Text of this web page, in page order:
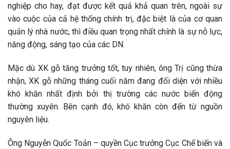
nghiệp cho hay, đạt được kết quả khả quan trên, ngoài sự
vào cuộc của cả hệ thống chính trị, đặc biệt là của cơ quan
quản lý nhà nước, thì điều quan trọng nhất chính là sự nỗ lực,
năng động, sáng tạo của các DN.
Mặc dù XK gỗ tăng trưởng tốt, tuy nhiên, ông Trị cũng thừa
nhận, XK gỗ những tháng cuối năm đang đối diện với nhiều
khó khăn nhất định bởi thị trường các nước biến động
thường xuyên. Bên cạnh đó, khó khăn còn đến từ nguồn
nguyên liệu.
Ông Nguyễn Quốc Toản – quyền Cục trưởng Cục Chế biến và